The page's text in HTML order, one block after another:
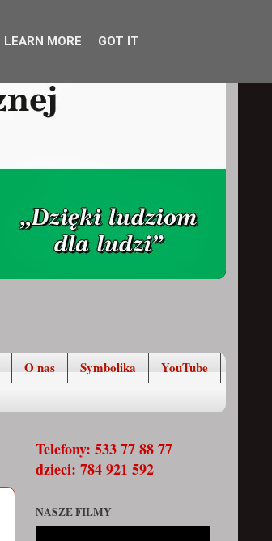
O nas Symbolika
YouTube
Telefony: 533 77 88 77
dzieci: 784 921 592
NASZE FILMY
LEARN MORE GOT IT